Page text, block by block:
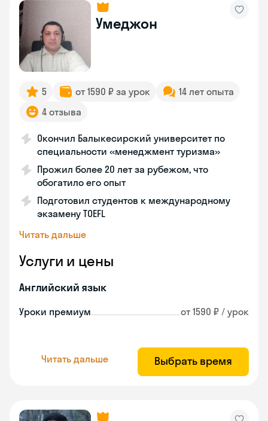
Умеджон
5 от 1590 ₽ за урок
14 лет опыта
4 отзыва
Окончил Балыкесирский университет по
специальности «менеджмент туризма»
Прожил более 20 лет за рубежом, что
обогатило его опыт
Подготовил студентов к международному
экзамену TOEFL
Читать дальше
Услуги и цены
Английский язык
Уроки премиум от 1590 ₽ / урок
Читать дальше Выбрать время